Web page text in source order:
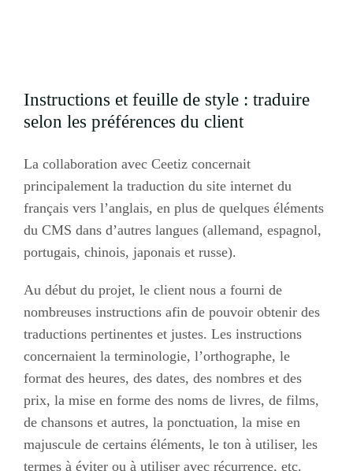
Instructions et feuille de style : traduire
selon les préférences du client
La collaboration avec Ceetiz concernait
principalement la traduction du site internet du
français vers l’anglais, en plus de quelques éléments
du CMS dans d’autres langues (allemand, espagnol,
portugais, chinois, japonais et russe).
Au début du projet, le client nous a fourni de
nombreuses instructions afin de pouvoir obtenir des
traductions pertinentes et justes. Les instructions
concernaient la terminologie, l’orthographe, le
format des heures, des dates, des nombres et des
prix, la mise en forme des noms de livres, de films,
de chansons et autres, la ponctuation, la mise en
majuscule de certains éléments, le ton à utiliser, les
termes à éviter ou à utiliser avec récurrence, etc.